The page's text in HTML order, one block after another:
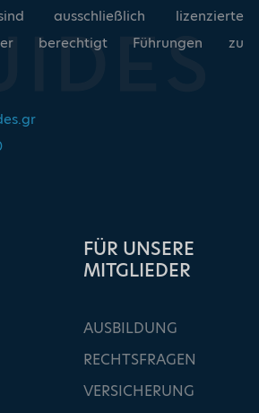
ausschließlich lizenzierte
berechtigt Führungen zu
FÜR UNSERE
MITGLIEDER
AUSBILDUNG
RECHTSFRAGEN
VERSICHERUNG